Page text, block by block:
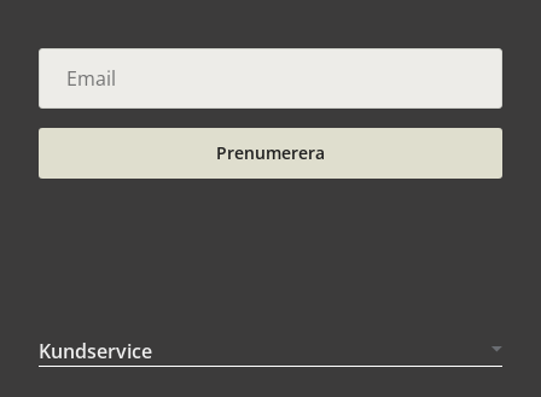
Prenumerera
Kundservice